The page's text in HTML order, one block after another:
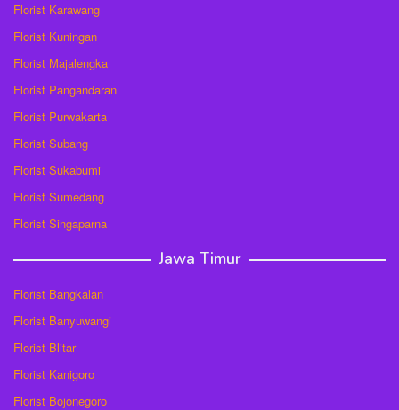
Florist Karawang
Florist Kuningan
Florist Majalengka
Florist Pangandaran
Florist Purwakarta
Florist Subang
Florist Sukabumi
Florist Sumedang
Florist Singaparna
Jawa Timur
Florist Bangkalan
Florist Banyuwangi
Florist Blitar
Florist Kanigoro
Florist Bojonegoro